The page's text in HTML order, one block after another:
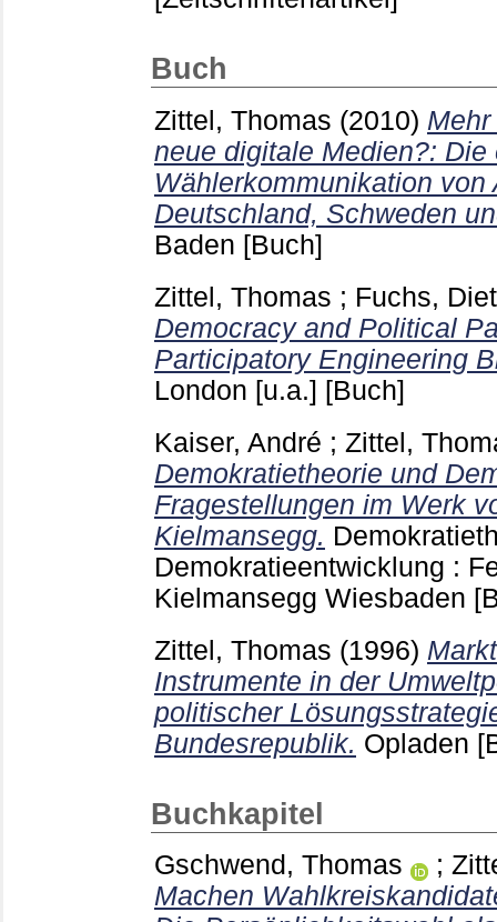
Buch
Zittel, Thomas (2010)
neue digitale Medien?: Die
Wählerkommunikation von
Deutschland, Schweden
Baden [Buch]
Zittel, Thomas ; Fuchs,
Democracy and Political
Participatory Engineering
London [u.a.] [Buch]
Kaiser, André ; Zittel,
Demokratietheorie und
Fragestellungen im Werk
Kielmansegg.
Demokratieentwicklung :
Kielmansegg Wiesbaden
Zittel, Thomas (1996)
Instrumente in der
politischer
Bundesrepublik. Opladen
Buchkapitel
Gschwend, Thomas ;
Machen